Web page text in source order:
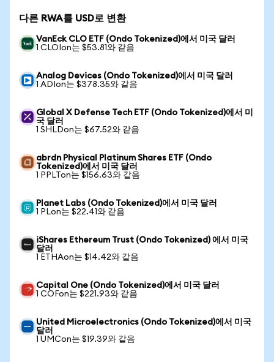
다른 RWA를 USD로 변환
VanEck CLO ETF (Ondo Tokenized)에서 미국 달러
1 CLOIon는 $53.81와 같음
Analog Devices (Ondo Tokenized)에서 미국 달러
1 ADIon는 $378.35와 같음
Global X Defense Tech ETF (Ondo Tokenized)에서 미
국 달러
1 SHLDon는 $67.52와 같음
abrdn Physical Platinum Shares ETF (Ondo
Tokenized)에서 미국 달러
1 PPLTon는 $156.63와 같음
Planet Labs (Ondo Tokenized)에서 미국 달러
1 PLon는 $22.41와 같음
iShares Ethereum Trust (Ondo Tokenized) 에서 미국
달러
1 ETHAon는 $14.42와 같음
Capital One (Ondo Tokenized)에서 미국 달러
1 COFon는 $221.93와 같음
United Microelectronics (Ondo Tokenized)에서 미국
달러
1 UMCon는 $19.39와 같음